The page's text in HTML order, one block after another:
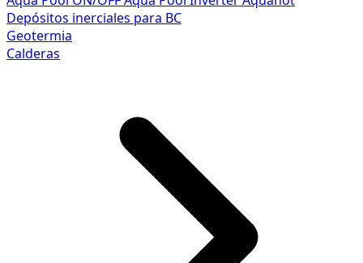
Depósitos inerciales para BC
Geotermia
Calderas